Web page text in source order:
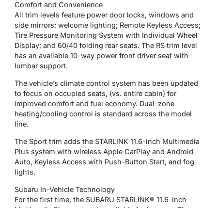
Comfort and Convenience
All trim levels feature power door locks, windows and
side mirrors; welcome lighting; Remote Keyless Access;
Tire Pressure Monitoring System with Individual Wheel
Display; and 60/40 folding rear seats. The RS trim level
has an available 10-way power front driver seat with
lumbar support.
The vehicle’s climate control system has been updated
to focus on occupied seats, (vs. entire cabin) for
improved comfort and fuel economy. Dual-zone
heating/cooling control is standard across the model
line.
The Sport trim adds the STARLINK 11.6-inch Multimedia
Plus system with wireless Apple CarPlay and Android
Auto, Keyless Access with Push-Button Start, and fog
lights.
Subaru In-Vehicle Technology
For the first time, the SUBARU STARLINK® 11.6-inch